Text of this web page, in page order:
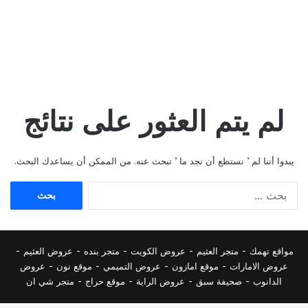
لم يتم العثور على نتائج
يبدوا أننا لم ’ نستطع أن نجد ما ’ تبحث عنه. من الممكن أن يساعدك البحث.
مواقع تهمك - متجر العثيم - عروض الكويت - متجر بنده - عروض العثيم -
عروض الامارات - موقع امازون - عروض التميمي - موقع نون - عروض
الدانوب - صحيفة سبق - عروض الراية - موقع حراج - متجر شي ان